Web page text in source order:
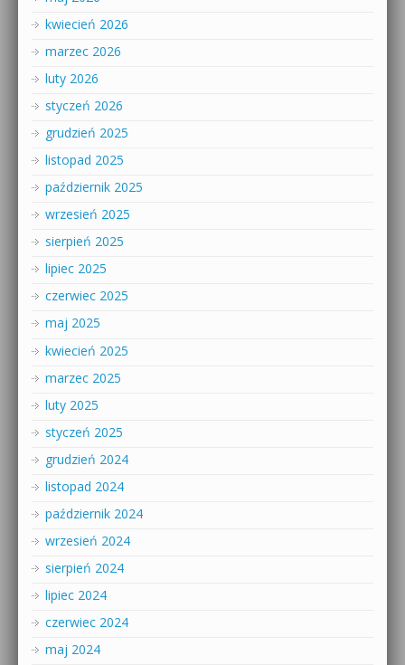
kwiecień 2026
marzec 2026
luty 2026
styczeń 2026
grudzień 2025
listopad 2025
październik 2025
wrzesień 2025
sierpień 2025
lipiec 2025
czerwiec 2025
maj 2025
kwiecień 2025
marzec 2025
luty 2025
styczeń 2025
grudzień 2024
listopad 2024
październik 2024
wrzesień 2024
sierpień 2024
lipiec 2024
czerwiec 2024
maj 2024